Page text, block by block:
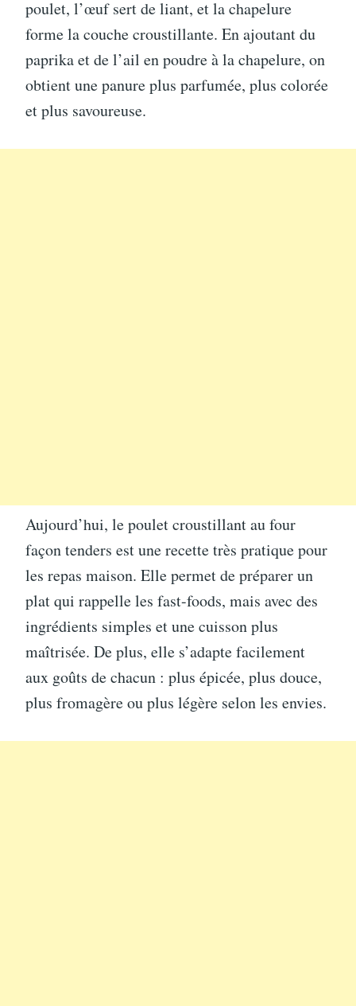
poulet, l’œuf sert de liant, et la chapelure
forme la couche croustillante. En ajoutant du
paprika et de l’ail en poudre à la chapelure, on
obtient une panure plus parfumée, plus colorée
et plus savoureuse.
Aujourd’hui, le poulet croustillant au four
façon tenders est une recette très pratique pour
les repas maison. Elle permet de préparer un
plat qui rappelle les fast-foods, mais avec des
ingrédients simples et une cuisson plus
maîtrisée. De plus, elle s’adapte facilement
aux goûts de chacun : plus épicée, plus douce,
plus fromagère ou plus légère selon les envies.